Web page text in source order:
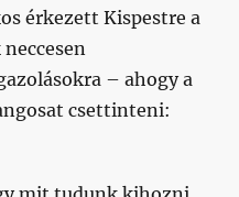
érkezett Kispestre a
– ahogy a
csettinteni: